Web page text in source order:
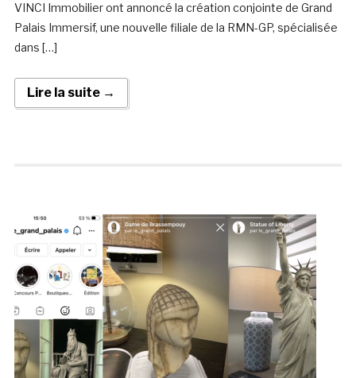
VINCI Immobilier ont annoncé la création conjointe de Grand
Palais Immersif, une nouvelle filiale de la RMN-GP, spécialisée
dans […]
Lire la suite →